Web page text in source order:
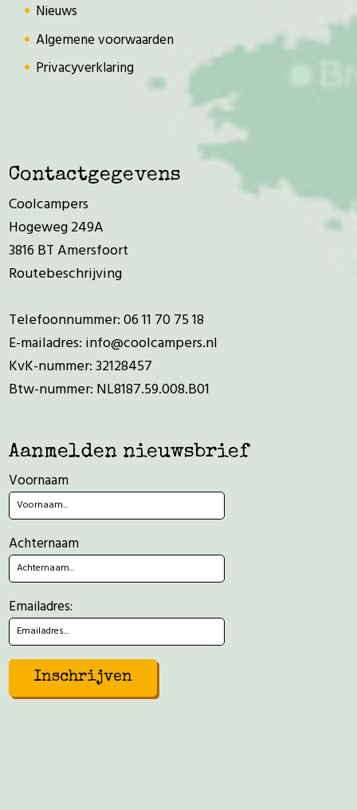
Nieuws
Algemene voorwaarden
Privacyverklaring
Contactgegevens
Coolcampers
Hogeweg 249A
3816 BT Amersfoort
Routebeschrijving
Telefoonnummer:06 11 70 75 18
E-mailadres: info@coolcampers.nl
KvK-nummer: 32128457
Btw-nummer: NL8187.59.008.B01
Aanmelden nieuwsbrief
Voornaam
Achternaam
Emailadres: